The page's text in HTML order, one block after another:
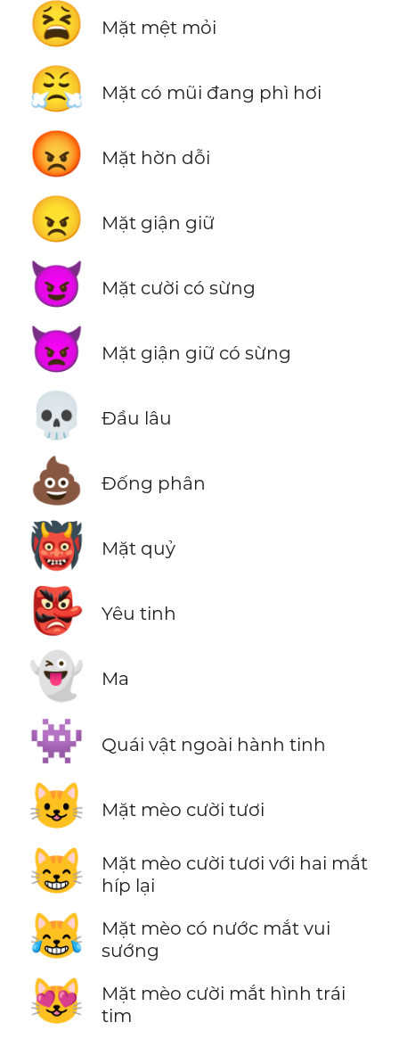
😫 Mặt mệt mỏi
😤 Mặt có mũi đang phì hơi
😡 Mặt hờn dỗi
😠 Mặt giận giữ
😈 Mặt cười có sừng
👿 Mặt giận giữ có sừng
💀 Đầu lâu
💩 Đống phân
👹 Mặt quỷ
👺 Yêu tinh
👻 Ma
👾 Quái vật ngoài hành tinh
😺 Mặt mèo cười tươi
😸
Mặt mèo cười tươi với hai mắt
híp lại
😹
Mặt mèo có nước mắt vui
sướng
😻
Mặt mèo cười mắt hình trái
tim